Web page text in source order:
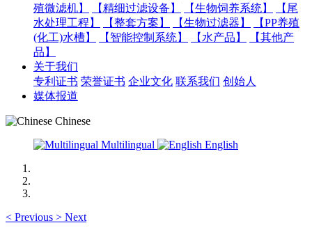
殖微滤机】
【精细过滤设备】 【生物饲养系统】
【尾
水处理工程】
【整套方案】 【生物过滤器】
【PP养殖
(化工)水槽】
【智能控制系统】 【水产品】
【其他产
品】
关于我们
专利证书 荣誉证书 企业文化 联系我们 创始人
媒体报道
Chinese
Multilingual
English
< Previous > Next